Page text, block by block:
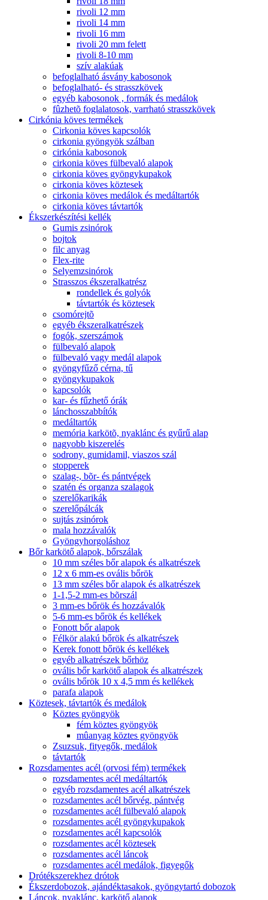
rivoli 12 mm
rivoli 14 mm
rivoli 16 mm
rivoli 20 mm felett
rivoli 8-10 mm
szív alakúak
befoglalható ásvány kabosonok
befoglalható- és strasszkövek
egyéb kabosonok , formák és medálok
fûzhetõ foglalatosok, varrható strasszkövek
Cirkónia köves termékek
Cirkonia köves kapcsolók
cirkonia gyöngyök szálban
cirkónia kabosonok
cirkonia köves fülbevaló alapok
cirkonia köves gyöngykupakok
cirkonia köves köztesek
cirkonia köves medálok és medáltartók
cirkonia köves távtartók
Ékszerkészítési kellék
Gumis zsinórok
bojtok
filc anyag
Flex-rite
Selyemzsinórok
Strasszos ékszeralkatrész
rondellek és golyók
távtartók és köztesek
csomórejtõ
egyéb ékszeralkatrészek
fogók, szerszámok
fülbevaló alapok
fülbevaló vagy medál alapok
gyöngyfűző cérna, tű
gyöngykupakok
kapcsolók
kar- és fűzhető órák
lánchosszabbítók
medáltartók
memória karkötõ, nyaklánc és gyűrű alap
nagyobb kiszerelés
sodrony, gumidamil, viaszos szál
stopperek
szalag-, bõr- és pántvégek
szatén és organza szalagok
szerelőkarikák
szerelőpálcák
sujtás zsinórok
mala hozzávalók
Gyöngyhorgoláshoz
Bőr karkötő alapok, bőrszálak
10 mm széles bőr alapok és alkatrészek
12 x 6 mm-es ovális bőrök
13 mm széles bőr alapok és alkatrészek
1-1,5-2 mm-es bõrszál
3 mm-es bőrök és hozzávalók
5-6 mm-es bőrök és kellékek
Fonott bőr alapok
Félkör alakú bőrök és alkatrészek
Kerek fonott bőrök és kellékek
egyéb alkatrészek bőrhöz
ovális bőr karkötő alapok és alkatrészek
ovális bőrök 10 x 4,5 mm és kellékek
parafa alapok
Köztesek, távtartók és medálok
Köztes gyöngyök
fém köztes gyöngyök
mûanyag köztes gyöngyök
Zsuzsuk, fityegők, medálok
távtartók
Rozsdamentes acél (orvosi fém) termékek
rozsdamentes acél medáltartók
egyéb rozsdamentes acél alkatrészek
rozsdamentes acél bőrvég, pántvég
rozsdamentes acél fülbevaló alapok
rozsdamentes acél gyöngykupakok
rozsdamentes acél kapcsolók
rozsdamentes acél köztesek
rozsdamentes acél láncok
rozsdamentes acél medálok, figyegők
Drótékszerekhez drótok
Ékszerdobozok, ajándéktasakok, gyöngytartó dobozok
Láncok, nyaklánc, karkötő alapok